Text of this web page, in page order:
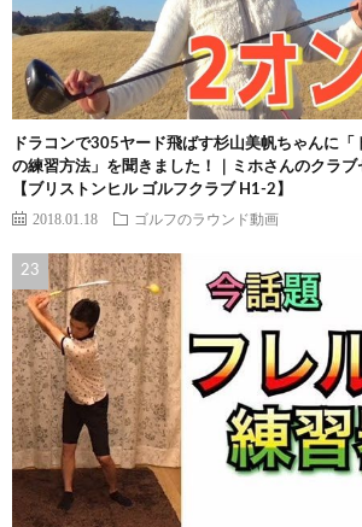
ドラコンで305ヤード飛ばす杉山美帆ちゃんに
の練習方法」を聞きました！｜ミホさんのクラ
【ブリストンヒル ゴルフクラブ H1-2】
2018.01.18 ゴルフのラウンド動画